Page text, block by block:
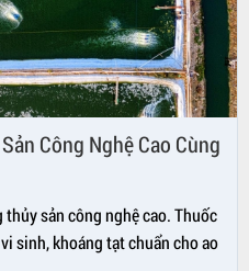
Công Nghệ Cao Cùng
sản công nghệ cao. Thuốc
sinh, khoáng tạt chuẩn cho ao